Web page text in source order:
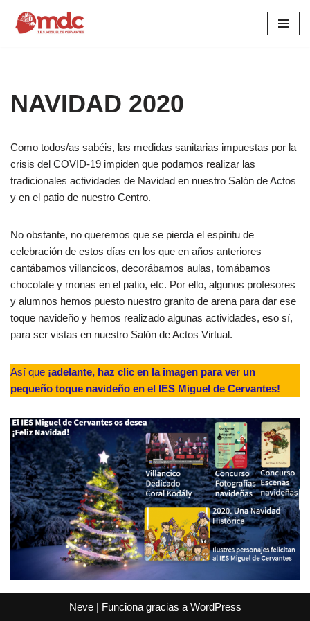
Saltar
NAVIDAD 2020
Como todos/as sabéis, las medidas sanitarias impuestas por la
crisis del COVID-19 impiden que podamos realizar las
tradicionales actividades de Navidad en nuestro Salón de Actos
y en el patio de nuestro Centro.
No obstante, no queremos que se pierda el espíritu de
celebración de estos días en los que en años anteriores
cantábamos villancicos, decorábamos aulas, tomábamos
chocolate y monas en el patio, etc. Por ello, algunos profesores
y alumnos hemos puesto nuestro granito de arena para dar ese
toque navideño y hemos realizado algunas actividades, eso sí,
para ser vistas en nuestro Salón de Actos Virtual.
Así que ¡adelante, haz clic en la imagen para ver un
pequeño toque navideño en el IES Miguel de Cervantes!
Neve| Funciona gracias a WordPress